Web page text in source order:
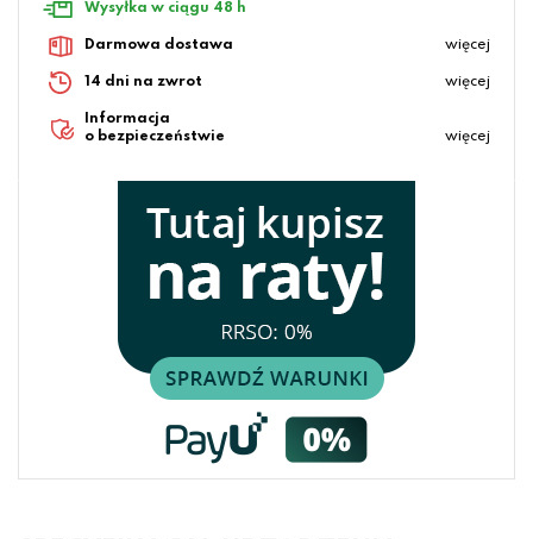
Wysyłka w ciągu 48 h
Darmowa dostawa więcej
14 dni na zwrot więcej
Informacja
o bezpieczeństwie
więcej